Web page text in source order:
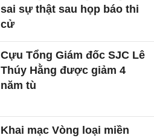
sai sự thật sau họp báo thi
cử
Cựu Tổng Giám đốc SJC Lê
Thúy Hằng được giảm 4
năm tù
Khai mạc Vòng loại miền